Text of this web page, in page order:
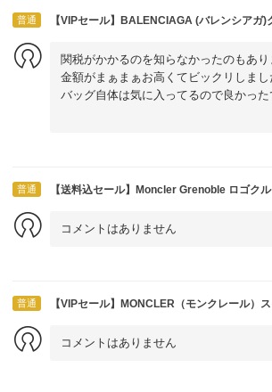
普通 【VIPセール】BALENCIAGA (バレンシアガ)
関税がかかるのを知らなかったのもあ
金額がまぁまぁお高くてビックリしまし
バッグ自体は気に入ってるので良かった
普通 【送料込セール】Moncler Grenoble ロゴク
コメントはありません
普通 【VIPセール】MONCLER（モンクレール）
コメントはありません